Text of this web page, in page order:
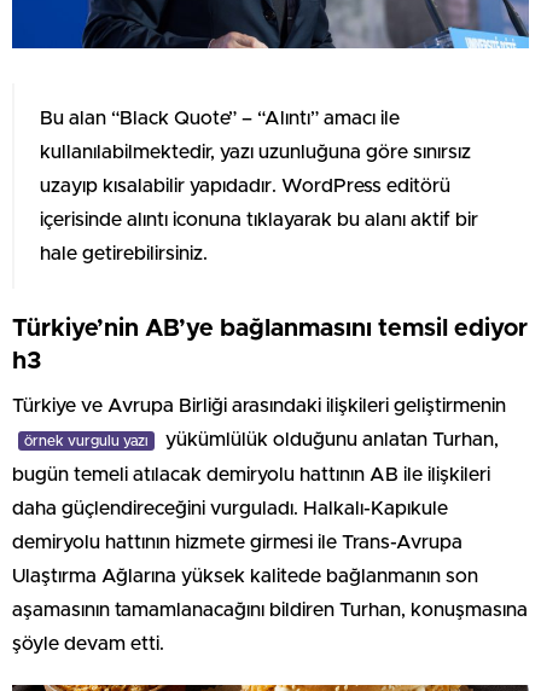
Bu alan “Black Quote” – “Alıntı” amacı ile
kullanılabilmektedir, yazı uzunluğuna göre sınırsız
uzayıp kısalabilir yapıdadır. WordPress editörü
içerisinde alıntı iconuna tıklayarak bu alanı aktif bir
hale getirebilirsiniz.
Türkiye’nin AB’ye bağlanmasını temsil ediyor
h3
Türkiye ve Avrupa Birliği arasındaki ilişkileri geliştirmenin
örnek vurgulu yazı
yükümlülük olduğunu anlatan Turhan,
bugün temeli atılacak demiryolu hattının AB ile ilişkileri
daha güçlendireceğini vurguladı. Halkalı-Kapıkule
demiryolu hattının hizmete girmesi ile Trans-Avrupa
Ulaştırma Ağlarına yüksek kalitede bağlanmanın son
aşamasının tamamlanacağını bildiren Turhan, konuşmasına
şöyle devam etti.